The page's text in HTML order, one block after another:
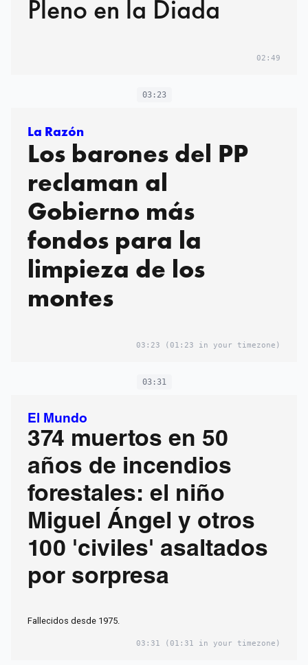
Pleno en la Diada
02:49
03:23
La Razón
Los barones del PP
reclaman al
Gobierno más
fondos para la
limpieza de los
montes
03:23 (01:23 in your timezone)
03:31
El Mundo
374 muertos en 50
años de incendios
forestales: el niño
Miguel Ángel y otros
100 'civiles' asaltados
por sorpresa
Fallecidos desde 1975.
03:31 (01:31 in your timezone)